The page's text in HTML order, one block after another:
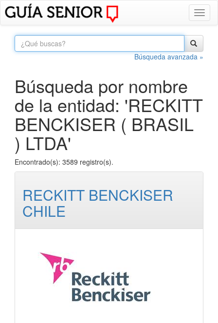
Búsqueda avanzada »
Búsqueda por nombre
de la entidad: 'RECKITT
BENCKISER ( BRASIL
) LTDA'
Encontrado(s): 3589 registro(s).
RECKITT BENCKISER
CHILE